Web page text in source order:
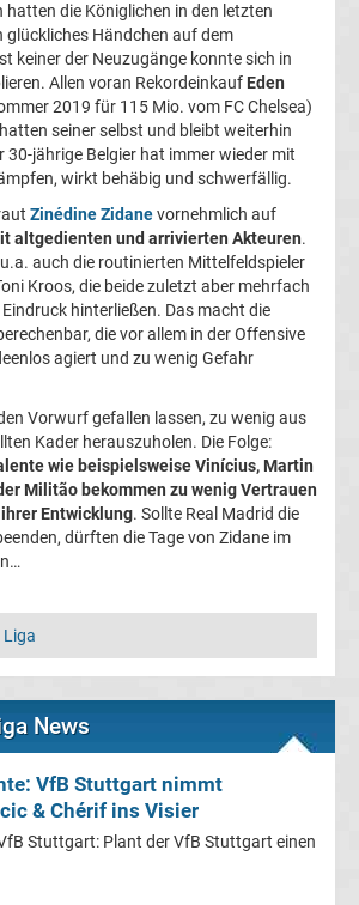
hatten die Königlichen in den letzten
glückliches Händchen auf dem
keiner der Neuzugänge konnte sich in
Allen voran Rekordeinkauf Eden
2019 für 115 Mio. vom FC Chelsea)
seiner selbst und bleibt weiterhin
30-jährige Belgier hat immer wieder mit
wirkt behäbig und schwerfällig.
Zinédine Zidanevornehmlich auf
altgedienten und arrivierten Akteuren.
auch die routinierten Mittelfeldspieler
Kroos, die beide zuletzt aber mehrfach
hinterließen. Das macht die
die vor allem in der Offensive
agiert und zu wenig Gefahr
Vorwurf gefallen lassen, zu wenig aus
Kader herauszuholen. Die Folge:
wie beispielsweise Vinícius, Martin
Militão bekommen zu wenig Vertrauen
Entwicklung. Sollte Real Madrid die
dürften die Tage von Zidane im
Liga
News
VfB Stuttgart nimmt
& Chérif ins Visier
Stuttgart: Plant der VfB Stuttgart einen